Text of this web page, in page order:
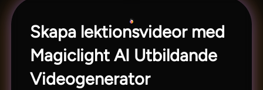
Skapa lektionsvideor med
Magiclight AI Utbildande
Videogenerator